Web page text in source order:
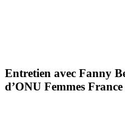
Entretien avec Fanny
d’ONU Femmes France